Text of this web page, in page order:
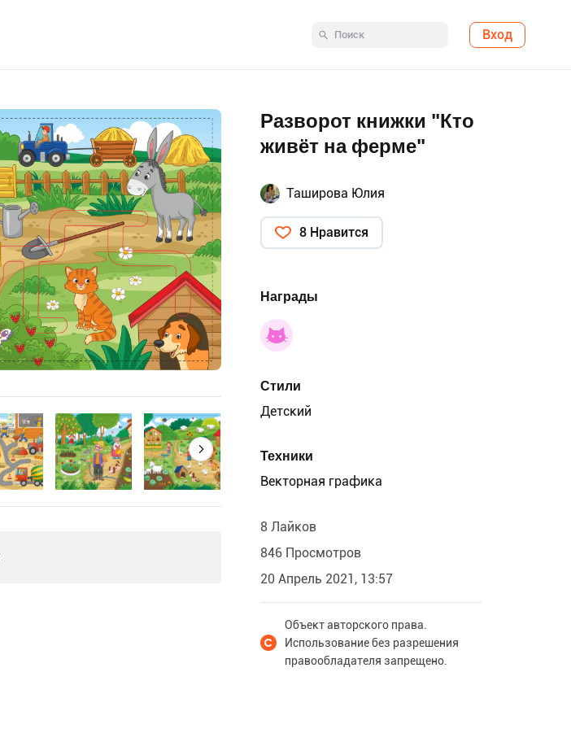
Вход
Разворот книжки "Кто
живёт на ферме"
Таширова Юлия
8 Нравится
Награды
Стили
Детский
Техники
Векторная графика
8 Лайков
846 Просмотров
20 Апрель 2021, 13:57
Объект авторского права.
Использование без разрешения
правообладателя запрещено.